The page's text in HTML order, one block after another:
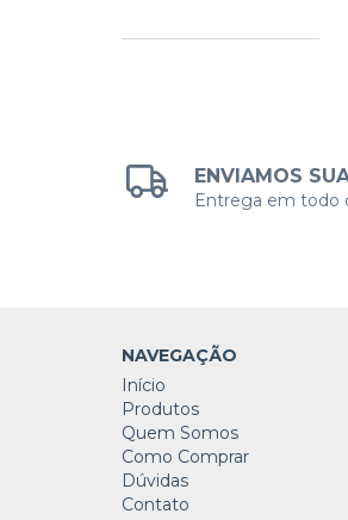
ENVIAMOS
Entrega em todo
NAVEGAÇÃO
Início
Produtos
Quem Somos
Como Comprar
Dúvidas
Contato